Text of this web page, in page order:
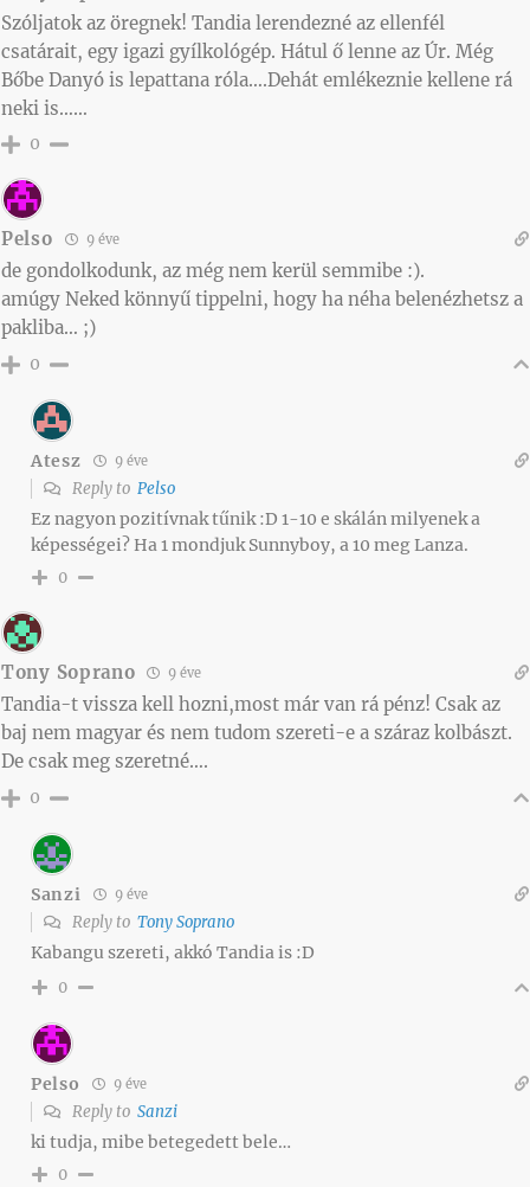
Szóljatok az öregnek! Tandia lerendezné az ellenfél
csatárait, egy igazi gyílkológép. Hátul ő lenne az Úr. Még
Bőbe Danyó is lepattana róla….Dehát emlékeznie kellene rá
neki is……
0
Pelso 9 éve
de gondolkodunk, az még nem kerül semmibe :).
amúgy Neked könnyű tippelni, hogy ha néha belenézhetsz a
pakliba… ;)
0
Atesz 9 éve
Reply to Pelso
Ez nagyon pozitívnak tűnik :D 1-10 e skálán milyenek a
képességei? Ha 1 mondjuk Sunnyboy, a 10 meg Lanza.
0
Tony Soprano 9 éve
Tandia-t vissza kell hozni,most már van rá pénz! Csak az
baj nem magyar és nem tudom szereti-e a száraz kolbászt.
De csak meg szeretné….
0
Sanzi 9 éve
Reply to Tony Soprano
Kabangu szereti, akkó Tandia is :D
0
Pelso 9 éve
Reply to Sanzi
ki tudja, mibe betegedett bele…
0